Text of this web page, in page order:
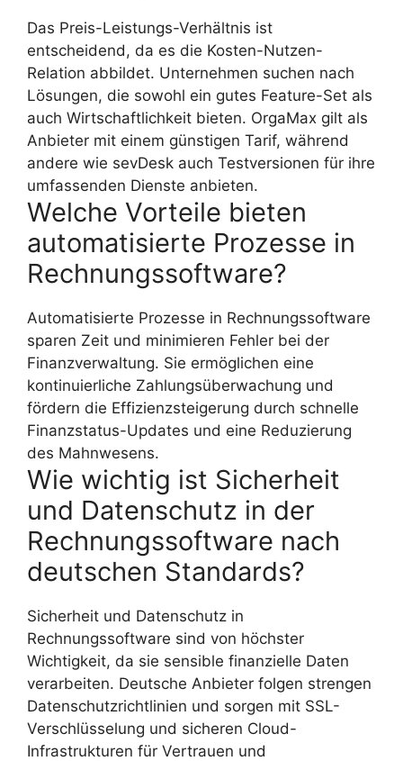
Das Preis-Leistungs-Verhältnis ist
entscheidend, da es die Kosten-Nutzen-
Relation abbildet. Unternehmen suchen nach
Lösungen, die sowohl ein gutes Feature-Set als
auch Wirtschaftlichkeit bieten. OrgaMax gilt als
Anbieter mit einem günstigen Tarif, während
andere wie sevDesk auch Testversionen für ihre
umfassenden Dienste anbieten.
Welche Vorteile bieten
automatisierte Prozesse in
Rechnungssoftware?
Automatisierte Prozesse in Rechnungssoftware
sparen Zeit und minimieren Fehler bei der
Finanzverwaltung. Sie ermöglichen eine
kontinuierliche Zahlungsüberwachung und
fördern die Effizienzsteigerung durch schnelle
Finanzstatus-Updates und eine Reduzierung
des Mahnwesens.
Wie wichtig ist Sicherheit
und Datenschutz in der
Rechnungssoftware nach
deutschen Standards?
Sicherheit und Datenschutz in
Rechnungssoftware sind von höchster
Wichtigkeit, da sie sensible finanzielle Daten
verarbeiten. Deutsche Anbieter folgen strengen
Datenschutzrichtlinien und sorgen mit SSL-
Verschlüsselung und sicheren Cloud-
Infrastrukturen für Vertrauen und